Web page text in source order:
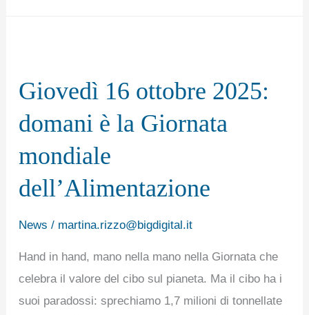
una
situazione
insicurezza
alimentare.
Giovedì 16 ottobre 2025:
domani è la Giornata
mondiale
dell’Alimentazione
News / martina.rizzo@bigdigital.it
Hand in hand, mano nella mano nella Giornata che
celebra il valore del cibo sul pianeta. Ma il cibo ha i
suoi paradossi: sprechiamo 1,7 milioni di tonnellate
ottobre
domani
è
la Giornata
mondiale
dell’Alimentazione